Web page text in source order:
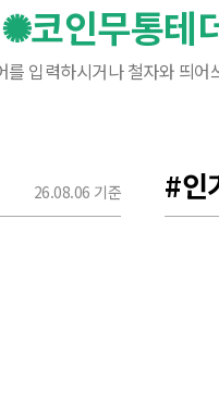
인무통테
를 입력하시거나 철자와 띄어
26.08.06 기준 #인